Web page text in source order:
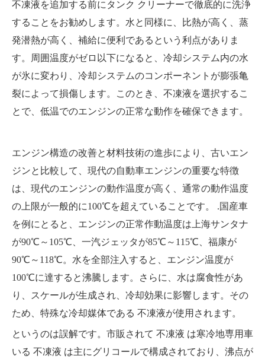
不凍液を追加する前にタンク クリーナーで徹底的に洗浄
することをお勧めし ます。水と同様に、比熱が高く、蒸
発潜熱が高く、補給に便利であるという利点がありま
す。周囲温度がゼロ以下になると、冷却システム内の水
が氷に変わり、冷却システムのコンポーネントが膨張亀
裂によって損傷します。このとき、不凍液を選択するこ
とで、低温でのエンジンの正常な動作を確保できます。
エンジン構造の改善と材料技術の進歩により、古いエン
ジンと比較して、現代の自動車エンジンの重要な特徴
は、現代のエンジンの動作温度が高く、通常の動作温度
の上限が一般的に100℃を超えていることです。 .国産車
を例にとると、エンジンの正常作動温度は上海サンタナ
が90℃～105℃、一汽ジェッタが85℃～115℃、福康が
90℃～118℃。水を全部注入すると、エンジン温度が
100℃に達すると沸騰します。さらに、水は腐食性があ
り、スケールが生成され、冷却効果に影響します。その
ため、特殊な冷却媒体である 不凍液が使用されます。
というのは誤解です。市販されて 不凍液 は寒冷地専用車
いる 不凍液 は主にグリコールで構成されており、沸点が